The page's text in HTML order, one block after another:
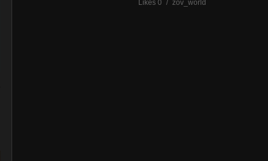
zov_world
0 Likes